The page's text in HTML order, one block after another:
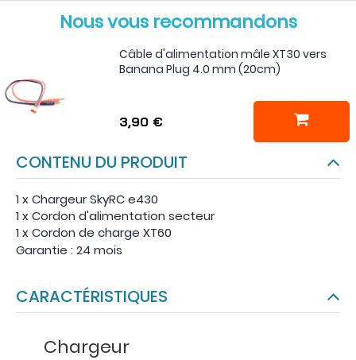
Nous vous recommandons
Câble d'alimentation mâle XT30 vers
Banana Plug 4.0 mm (20cm)
3,90 €
CONTENU DU PRODUIT
1 x Chargeur SkyRC e430
1 x Cordon d'alimentation secteur
1 x Cordon de charge XT60
Garantie : 24 mois
CARACTÉRISTIQUES
Chargeur